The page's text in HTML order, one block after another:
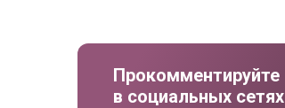
Прокомментируйте
в социальных сетях